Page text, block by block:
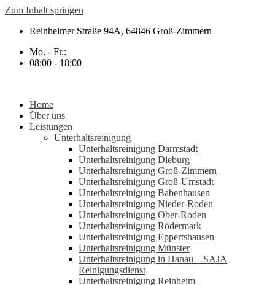
Zum Inhalt springen
Reinheimer Straße 94A, 64846 Groß-Zimmern
Mo. - Fr.:
08:00 - 18:00
Home
Über uns
Leistungen
Unterhaltsreinigung
Unterhaltsreinigung Darmstadt
Unterhaltsreinigung Dieburg
Unterhaltsreinigung Groß-Zimmern
Unterhaltsreinigung Groß-Umstadt
Unterhaltsreinigung Babenhausen
Unterhaltsreinigung Nieder-Roden
Unterhaltsreinigung Ober-Roden
Unterhaltsreinigung Rödermark
Unterhaltsreinigung Eppertshausen
Unterhaltsreinigung Münster
Unterhaltsreinigung in Hanau – SAJA
Reinigungsdienst
Unterhaltsreinigung Reinheim